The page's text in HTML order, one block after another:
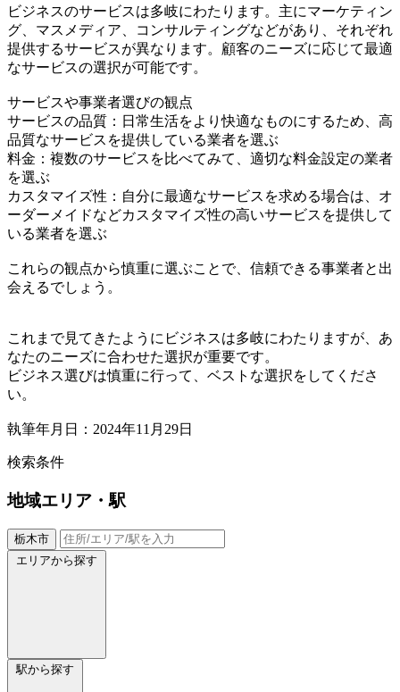
ビジネスのサービスは多岐にわたります。主にマーケティン
グ、マスメディア、コンサルティングなどがあり、それぞれ
提供するサービスが異なります。顧客のニーズに応じて最適
なサービスの選択が可能です。
サービスや事業者選びの観点
サービスの品質：日常生活をより快適なものにするため、高
品質なサービスを提供している業者を選ぶ
料金：複数のサービスを比べてみて、適切な料金設定の業者
を選ぶ
カスタマイズ性：自分に最適なサービスを求める場合は、オ
ーダーメイドなどカスタマイズ性の高いサービスを提供して
いる業者を選ぶ
これらの観点から慎重に選ぶことで、信頼できる事業者と出
会えるでしょう。
これまで見てきたようにビジネスは多岐にわたりますが、あ
なたのニーズに合わせた選択が重要です。
ビジネス選びは慎重に行って、ベストな選択をしてくださ
い。
執筆年月日：2024年11月29日
検索条件
地域エリア・駅
栃木市
エリアから探す
駅から探す